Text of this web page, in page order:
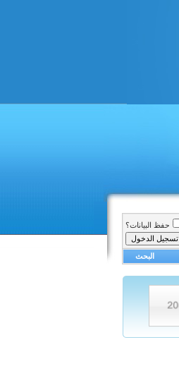
حفظ البيانات؟
البحث